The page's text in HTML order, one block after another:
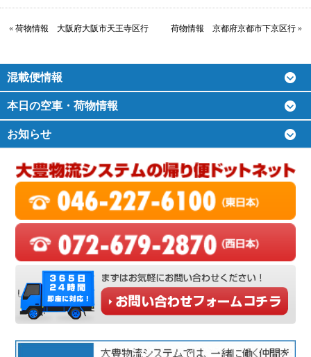
« 荷物情報 大阪府大阪市天王寺区行 荷物情報 京都府京都市下京区行 »
混載便情報
本日の空車・荷物情報
お知らせ